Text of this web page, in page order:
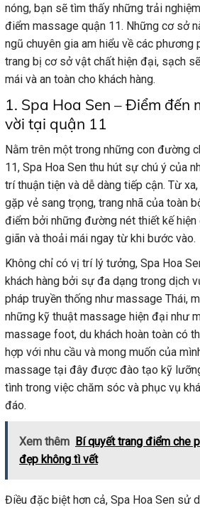
nóng, bạn sẽ tìm thấy những trải
điểm massage quận 11. Những cơ sở
ngũ chuyên gia am hiểu về các phương
trang bị cơ sở vật chất hiện đại, sạch
mái và an toàn cho khách hàng.
1. Spa Hoa Sen – Điểm đến
vời tại quận 11
Nằm trên một trong những con đường
11, Spa Hoa Sen thu hút sự chú ý của
trí thuận tiện và dễ dàng tiếp cận. Từ
gặp vẻ sang trọng, trang nhã của toàn
điểm bởi những đường nét thiết kế
giãn và thoải mái ngay từ khi bước vào.
Không chỉ có vị trí lý tưởng, Spa Hoa
khách hàng bởi sự đa dạng trong dịch
pháp truyền thống như massage Thái,
những kỹ thuật massage hiện đại như
massage foot, du khách hoàn toàn có
hợp với nhu cầu và mong muốn của
massage tại đây được đào tạo kỹ
tình trong việc chăm sóc và phục vụ
đáo.
Xem thêm Bí quyết trang điểm che
đẹp không tì vết
Điều đặc biệt hơn cả, Spa Hoa Sen sử